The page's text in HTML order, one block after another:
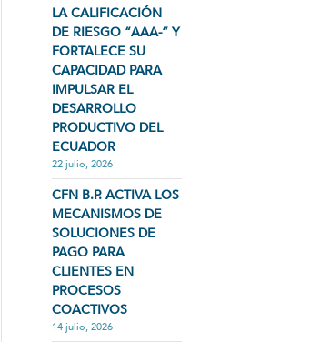
LA CALIFICACIÓN
DE RIESGO “AAA-” Y
FORTALECE SU
CAPACIDAD PARA
IMPULSAR EL
DESARROLLO
PRODUCTIVO DEL
ECUADOR
22 julio, 2026
CFN B.P. ACTIVA LOS
MECANISMOS DE
SOLUCIONES DE
PAGO PARA
CLIENTES EN
PROCESOS
COACTIVOS
14 julio, 2026